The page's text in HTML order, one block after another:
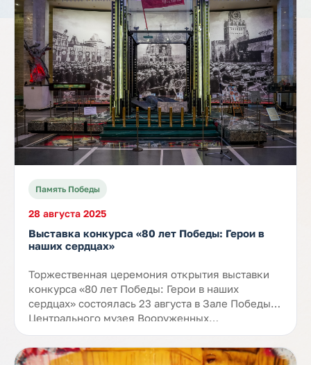
Память Победы
28 августа 2025
Выставка конкурса «80 лет Победы: Герои в
наших сердцах»
Торжественная церемония открытия выставки
конкурса «80 лет Победы: Герои в наших
сердцах» состоялась 23 августа в Зале Победы
Центрального музея Вооруженных…